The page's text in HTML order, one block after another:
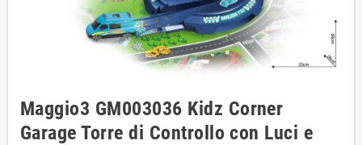
Maggio3 GM003036 Kidz Corner
Garage Torre di Controllo con Luci e